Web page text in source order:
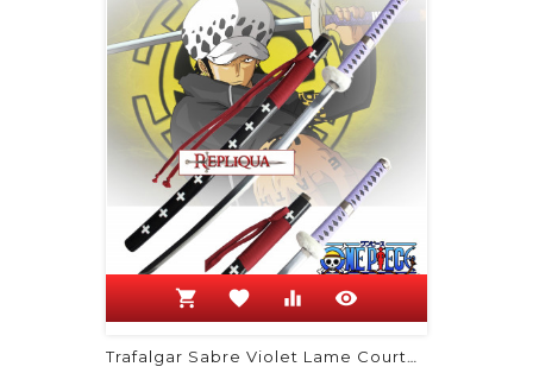
shopping_cart favorite equalizer visibility
Trafalgar Sabre Violet Lame Courte -...